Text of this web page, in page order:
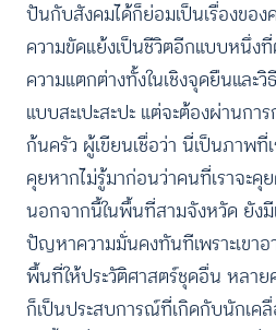
ปันกับสังคมได้ก็ย่อมเป็นเรื่องของ
ความขัดแย้งเป็นชีวิตอีกแบบหนึ่ง
ความแตกต่างทั้งในเชิงจุดยืนและ
แบบสะเปะสะปะ แต่จะต้องผ่านก
ก้นครัว ผู้เขียนเชื่อว่า นี่เป็นภาพที่
คุยหากไม่รู้มาก่อนว่าคนที่เราจะคุ
นอกจากนี้ในพื้นที่สามจังหวัด ยังมี
ปัญหาความมั่นคงทันทีเพราะเขา
พื้นที่ให้ประวัติศาสตร์ชุดอื่น หลา
ก็เป็นประสบการณ์ที่เกิดกับนักเค